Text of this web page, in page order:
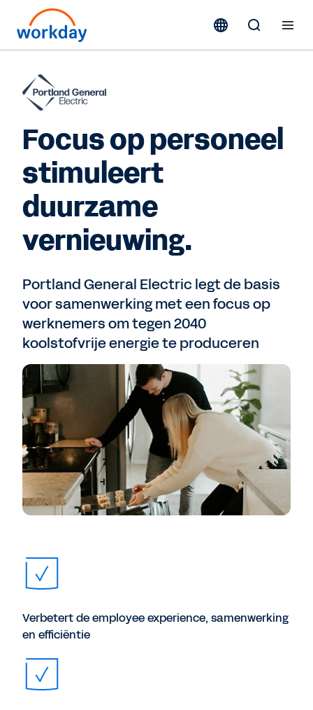
Focus op personeel
stimuleert
duurzame
vernieuwing.
Portland General Electric legt de basis
voor samenwerking met een focus op
werknemers om tegen 2040
koolstofvrije energie te produceren
Verbetert de employee experience, samenwerking
en efficiëntie